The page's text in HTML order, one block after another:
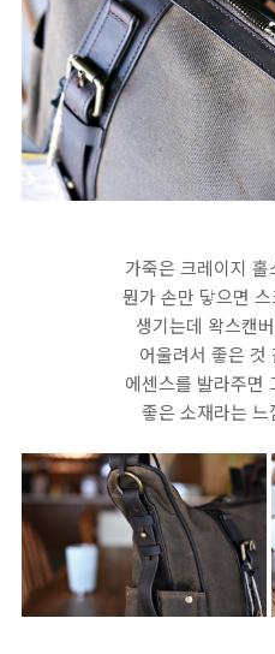
가죽은 크레이지
뭔가 손만 닿으면
생기는데 왁스캔
어울려서 좋은 것
에센스를 발라주면
좋은 소재라는